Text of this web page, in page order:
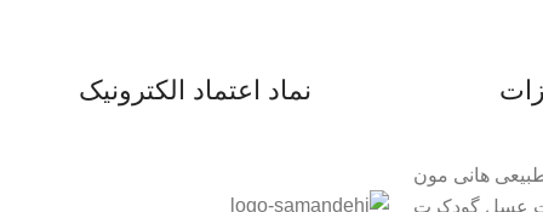
نماد اعتماد الکترونیک